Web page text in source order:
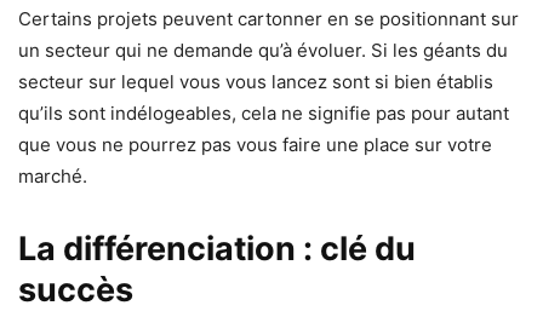
Certains projets peuvent cartonner en se positionnant sur
un secteur qui ne demande qu’à évoluer. Si les géants du
secteur sur lequel vous vous lancez sont si bien établis
qu’ils sont indélogeables, cela ne signifie pas pour autant
que vous ne pourrez pas vous faire une place sur votre
marché.
La différenciation : clé du
succès